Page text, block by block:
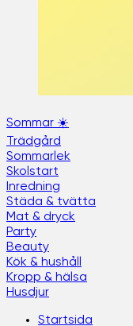
Sommar ☀️
Trädgård
Sommarlek
Skolstart
Inredning
Städa & tvätta
Mat & dryck
Party
Beauty
Kök & hushåll
Kropp & hälsa
Husdjur
Startsida